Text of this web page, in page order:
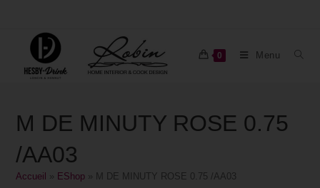
0 Menu
M DE MINUTY ROSE 0.75
/AA03
Accueil EShop M DE MINUTY ROSE 0.75 /AA03